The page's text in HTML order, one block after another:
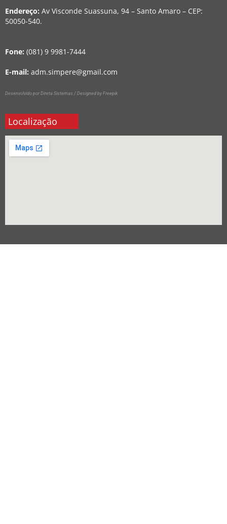
Endereço: Av Visconde Suassuna, 94 – Santo Amaro – CEP:
50050-540.
Fone: (081) 9 9981-7444
E-mail: adm.simpere@gmail.com
Desenvolvido por Direta Sistemas / Designed by Freepik
Localização